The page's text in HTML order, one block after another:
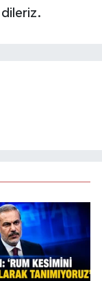
dileriz.